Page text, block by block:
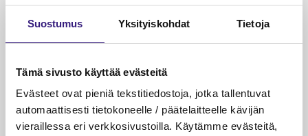
Suostumus Yksityiskohdat Tietoja
Tämä sivusto käyttää evästeitä
Evästeet ovat pieniä tekstitiedostoja, jotka tallentuvat
automaattisesti tietokoneelle / päätelaitteelle kävijän
vieraillessa eri verkkosivustoilla. Käytämme evästeitä,
Kulu­veloitukset arvon­lisä­
verotuksessa – omien kulujen
veloitus, kulujen edelleen­
15.5.2023 10 min